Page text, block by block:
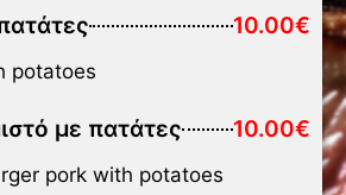
10.00€
potatoes
με πατάτες 10.00€
pork with potatoes